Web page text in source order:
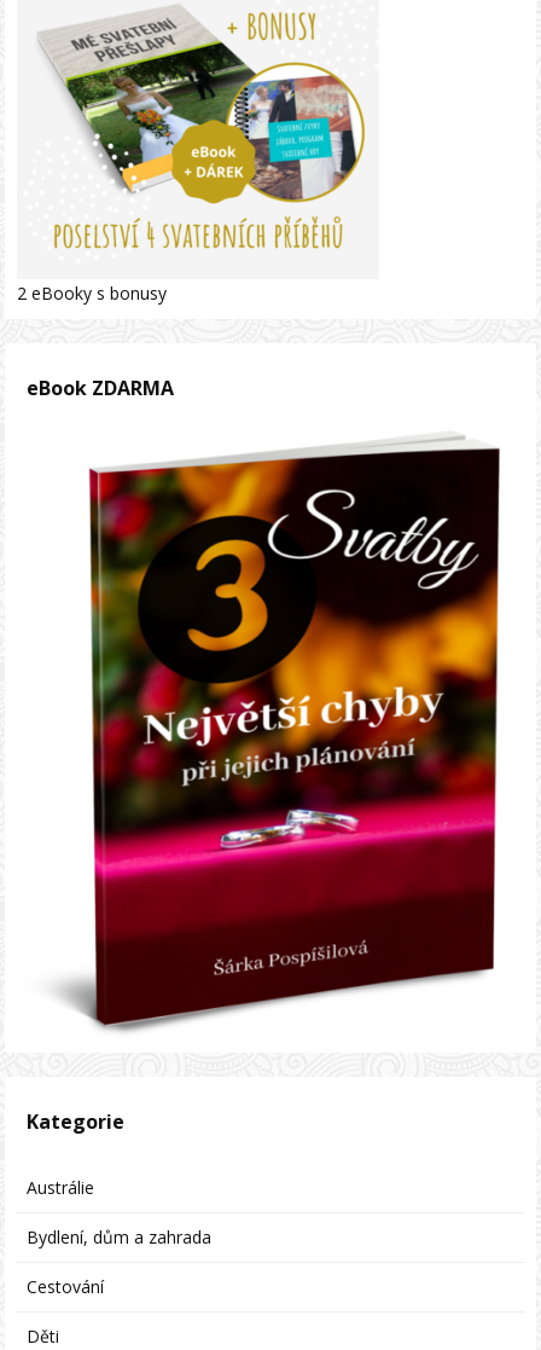
2 eBooky s bonusy
eBook ZDARMA
Kategorie
Austrálie
Bydlení, dům a zahrada
Cestování
Děti